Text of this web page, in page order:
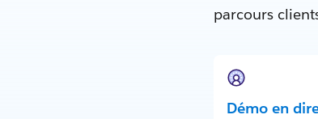
parcours
Démo en